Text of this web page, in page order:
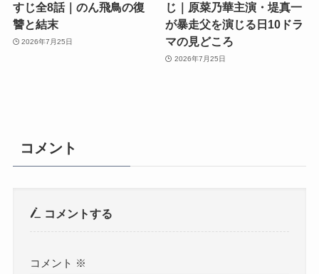
すじ全8話｜のん飛鳥の復
讐と結末
2026年7月25日
じ｜原菜乃華主演・堤真一
が暴走父を演じる日10ドラ
マの見どころ
2026年7月25日
コメント
コメントする
コメント ※